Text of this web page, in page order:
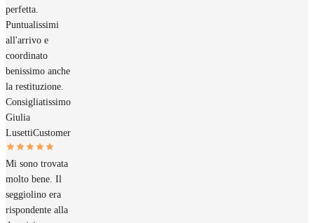
perfetta.
Puntualissimi
all'arrivo e
coordinato
benissimo anche
la restituzione.
Consigliatissimo
Giulia
LusettiCustomer
Mi sono trovata
molto bene. Il
seggiolino era
rispondente alla